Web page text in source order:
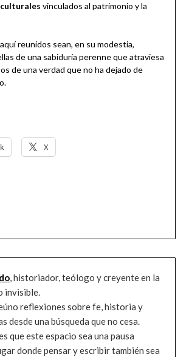
vinculados al patrimonio y la
reunidos sean, en su modestia,
de una sabiduría perenne que atraviesa
de una verdad que no ha dejado de
X
, historiador, teólogo y creyente en la
invisible.
reflexiones sobre fe, historia y
desde una búsqueda que no cesa.
que este espacio sea una pausa
donde pensar y escribir también sea